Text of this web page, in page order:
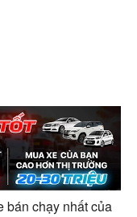
bán chạy nhất của